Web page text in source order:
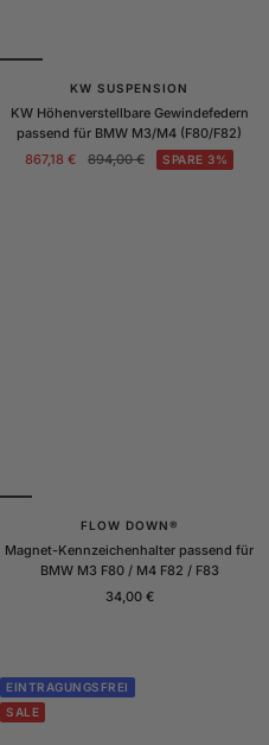
KW SUSPENSION
KW Höhenverstellbare Gewindefedern
passend für BMW M3/M4 (F80/F82)
Angebotspreis
867,18 €
Regulärer
894,00 € SPARE 3%
FLOW DOWN®
Magnet-Kennzeichenhalter passend für
BMW M3 F80 / M4 F82 / F83
Angebotspreis
34,00 €
EINTRAGUNGSFREI
SALE